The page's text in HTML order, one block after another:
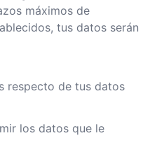
máximos de
tus datos serán
respecto de tus datos
los datos que le